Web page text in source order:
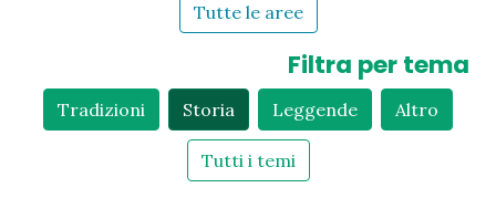
Tutte le aree
Filtra per tema
Tradizioni Storia Leggende Altro
Tutti i temi